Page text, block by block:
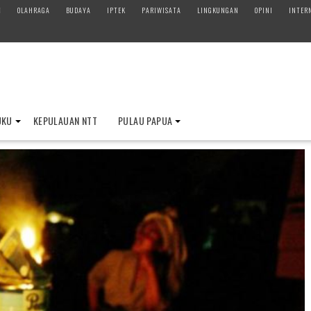
OLAHRAGA BUDAYA IPTEK PARIWISATA LINGKUNGAN OPINI
KEPULAUAN NTT PULAU PAPUA